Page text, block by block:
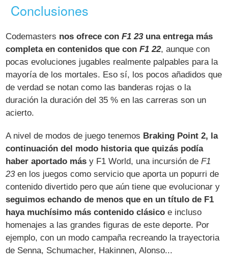
Conclusiones
Codemasters nos ofrece conF1 23una entrega más
completa en contenidos que conF1 22, aunque con
pocas evoluciones jugables realmente palpables para la
mayoría de los mortales. Eso sí, los pocos añadidos que
de verdad se notan como las banderas rojas o la
duración la duración del 35 % en las carreras son un
acierto.
A nivel de modos de juego tenemos Braking Point 2, la
continuación del modo historia que quizás podía
haber aportado más y F1 World, una incursión deF1
23en los juegos como servicio que aporta un popurri de
contenido divertido pero que aún tiene que evolucionar y
seguimos echando de menos que en un título de F1
haya muchísimo más contenido clásico e incluso
homenajes a las grandes figuras de este deporte. Por
ejemplo, con un modo campaña recreando la trayectoria
de Senna, Schumacher, Hakinnen, Alonso...